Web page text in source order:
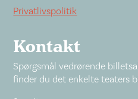
Privatlivspolitik
Kontakt
Spørgsmål vedrørende
finder du det enkelte teaters